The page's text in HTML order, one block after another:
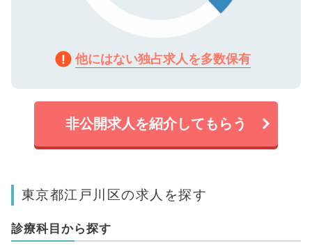
他にはない独占求人を多数保有
非公開求人を紹介してもらう
東京都江戸川区の求人を探す
診療科目から探す